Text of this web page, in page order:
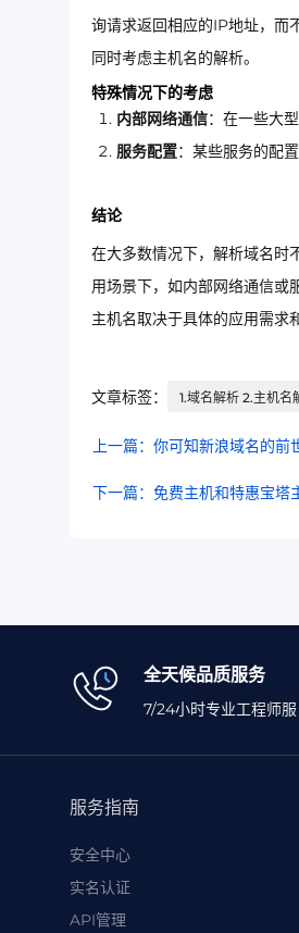
询请求返回相应的IP地址，而
同时考虑主机名的解析。
特殊情况下的考虑
内部网络通信：在一些大
服务配置：某些服务的配
结论
在大多数情况下，解析域名时
用场景下，如内部网络通信或
主机名取决于具体的应用需求
文章标签： 1.域名解析 2.主机
上一篇：你可知新浪域名的前
下一篇：免费主机和特惠宝塔
全天候品质服务
7/24小时专业工程师
服务指南
安全中心
实名认证
API管理